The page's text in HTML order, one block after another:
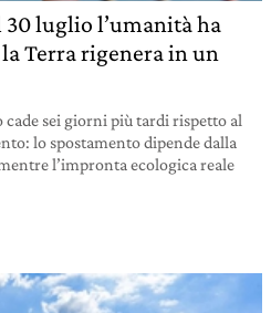
luglio l’umanità ha
Terra rigenera in un
sei giorni più tardi rispetto al
lo spostamento dipende dalla
l’impronta ecologica reale